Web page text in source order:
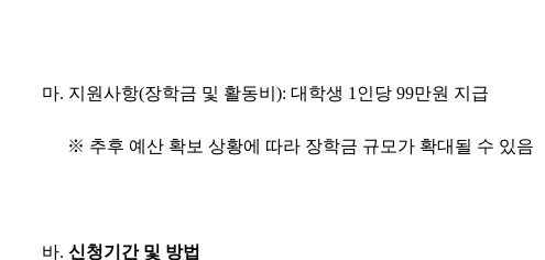
마. 지원사항(장학금 및 활동비 ): 대학생 1 인당 99만원 지급
※ 추후 예산 확보 상황에 따라 장학금 규모가 확대될 수 있음
바. 신청기간 및 방법